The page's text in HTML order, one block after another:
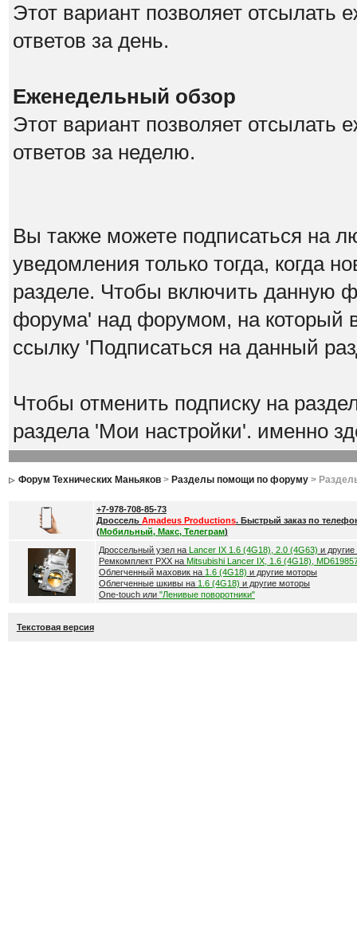
Этот вариант позволяет отсылать
ответов за день.
Еженедельный обзор
Этот вариант позволяет отсылать
ответов за неделю.
Вы также можете подписаться на
уведомления только тогда, когда
разделе. Чтобы включить данную
форума' над форумом, на который
ссылку 'Подписаться на данный
Чтобы отменить подписку на
раздела 'Мои настройки'. именно
Форум Технических Маньяков> Разделы помощи по форуму>
+7-978-708-85-73
Дроссель Amadeus Productions. Быстрый заказ по
(Мобильный, Макс, Телеграм)
Дроссельный узел на Lancer IX 1.6 (4G18), 2.0 (4G63) и
Ремкомплект РХХ на Mitsubishi Lancer IX, 1.6 (4G18),
Облегченный маховик на 1.6 (4G18) и другие моторы
Облегченные шкивы на 1.6 (4G18) и другие моторы
One-touch или "Ленивые поворотники"
Текстовая версия